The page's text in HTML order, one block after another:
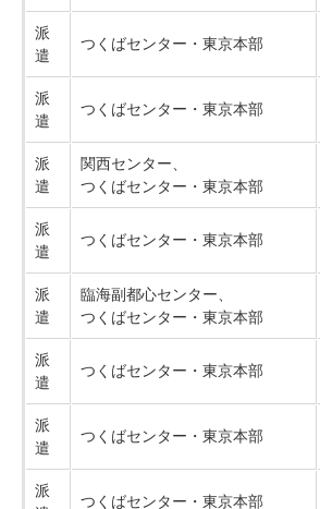
派
遣
つくばセンター・東京本部
派
遣
つくばセンター・東京本部
派
遣
関西センター、
つくばセンター・東京本部
派
遣
つくばセンター・東京本部
派
遣
臨海副都心センター、
つくばセンター・東京本部
派
遣
つくばセンター・東京本部
派
遣
つくばセンター・東京本部
派
つくばセンター・東京本部